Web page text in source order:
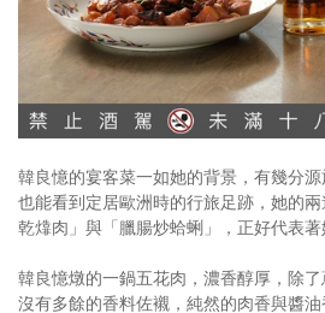
韓良憶的宴客菜一如她的背景，有幾分源
也能看到定居歐洲時的行旅足跡，她的
乾㸆肉」與「臘腸炒蛤蜊」，正好代表著
韓良憶燉的一鍋五花肉，濃香醇厚，除了
沒有多餘的香料佐襯，純然的肉香與醬